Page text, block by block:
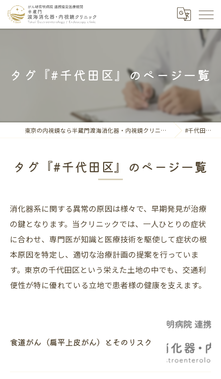
タグ『#千代田区』のページ一覧
東京の内視鏡なら半蔵門渡海消化器・内視鏡クリニック #千代田区
タグ『#千代田区』のページ一覧
消化器系に関する異常の原因は様々で、早期発見が治療
の鍵となります。当クリニックでは、一人ひとりの症状
に合わせ、専門医が知識と医療技術を駆使して症状の根
本原因を特定し、適切な治療計画の提案を行っていま
す。東京の千代田区という栄えた土地の中でも、交通利
便性が特に優れている立地で患者様の健康を支えます。
食道がん（扁平上皮がん）とそのリスク